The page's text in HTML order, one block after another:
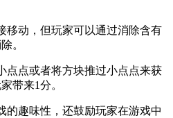
移动，但玩家可以通过消除含有
。
点点或者将方块推过小点点来获
带来1分。
的趣味性，还鼓励玩家在游戏中